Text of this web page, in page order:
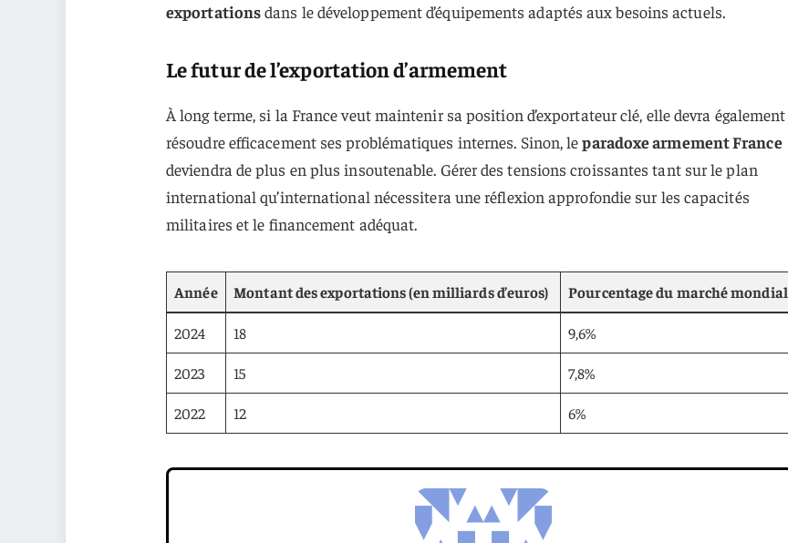
exportationsdans le développement d’équipements adaptés aux besoins actuels.
Le futur de l’exportation d’armement
À long terme, si la France veut maintenir sa position d’exportateur clé, elle devra également
résoudre efficacement ses problématiques internes. Sinon, leparadoxe armement France
deviendra de plus en plus insoutenable. Gérer des tensions croissantes tant sur le plan
international qu’international nécessitera une réflexion approfondie sur les capacités
militaires et le financement adéquat.
Année Montant des exportations (en milliards d’euros) Pourcentage du marché mondial
2024 18 9,6%
2023 15 7,8%
2022 12 6%